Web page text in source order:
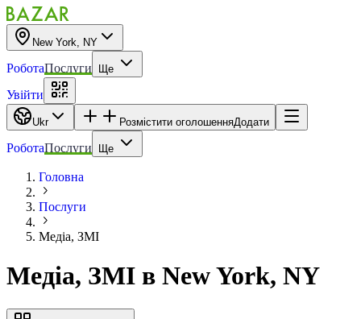
New York, NY
РоботаПослуги Ще
Увійти
Ukr Розмістити оголошенняДодати
РоботаПослуги Ще
Головна
Послуги
Медіа, ЗМІ
Медіа, ЗМІ в New York, NY